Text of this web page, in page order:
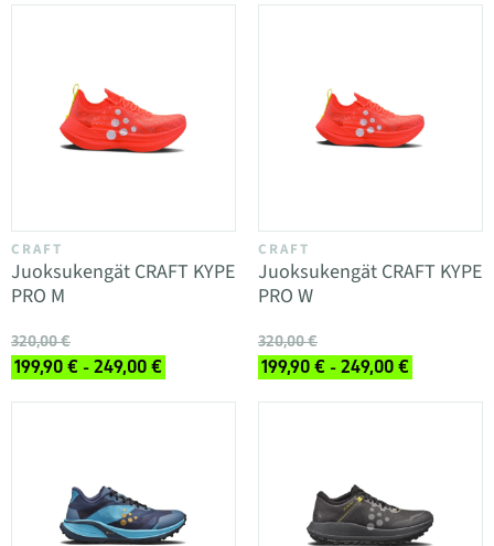
CRAFT
Juoksukengät CRAFT KYPE
PRO M
320,00 €
199,90 € - 249,00 €
CRAFT
Juoksukengät CRAFT KYPE
PRO W
320,00 €
199,90 € - 249,00 €